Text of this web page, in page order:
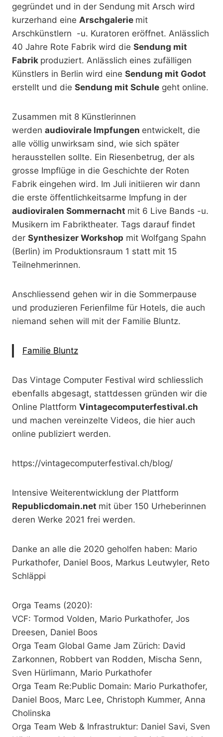
gegründet und in der Sendung mit Arsch wird
kurzerhand eine Arschgalerie mit
Arschkünstlern -u. Kuratoren eröffnet. Anlässlich
40 Jahre Rote Fabrik wird die Sendung mit
Fabrik produziert. Anlässlich eines zufälligen
Künstlers in Berlin wird eine Sendung mit Godot
erstellt und die Sendung mit Schule geht online.
Zusammen mit 8 Künstlerinnen
werden audiovirale Impfungen entwickelt, die
alle völlig unwirksam sind, wie sich später
herausstellen sollte. Ein Riesenbetrug, der als
grosse Impflüge in die Geschichte der Roten
Fabrik eingehen wird. Im Juli initiieren wir dann
die erste öffentlichkeitsarme Impfung in der
audioviralen Sommernacht mit 6 Live Bands -u.
Musikern im Fabriktheater. Tags darauf findet
der Synthesizer Workshop mit Wolfgang Spahn
(Berlin) im Produktionsraum 1 statt mit 15
Teilnehmerinnen.
Anschliessend gehen wir in die Sommerpause
und produzieren Ferienfilme für Hotels, die auch
niemand sehen will mit der Familie Bluntz.
Familie Bluntz
Das Vintage Computer Festival wird schliesslich
ebenfalls abgesagt, stattdessen gründen wir die
Online Plattform Vintagecomputerfestival.ch
und machen vereinzelte Videos, die hier auch
online publiziert werden.
https://vintagecomputerfestival.ch/blog/
Intensive Weiterentwicklung der Plattform
Republicdomain.net mit über 150 Urheberinnen
deren Werke 2021 frei werden.
Danke an alle die 2020 geholfen haben: Mario
Purkathofer, Daniel Boos, Markus Leutwyler, Reto
Schläppi
Orga Teams (2020):
VCF: Tormod Volden, Mario Purkathofer, Jos
Dreesen, Daniel Boos
Orga Team Global Game Jam Zürich: David
Zarkonnen, Robbert van Rodden, Mischa Senn,
Sven Hürlimann, Mario Purkathofer
Orga Team Re:Public Domain: Mario Purkathofer,
Daniel Boos, Marc Lee, Christoph Kummer, Anna
Cholinska
Orga Team Web & Infrastruktur: Daniel Savi, Sven